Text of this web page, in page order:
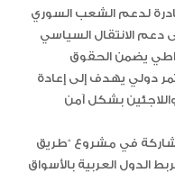
لدعم الشعب السوري
دعم الانتقال السياسي
يضمن الحقوق
دولي يهدف إلى إعادة
بشكل آمن
في مشروع “طريق
الدول العربية بالأسواق